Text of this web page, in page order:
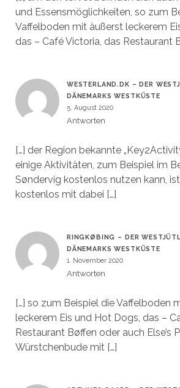
und Essensmöglichkeiten, so zum
Vaffelboden mit äußerst leckerem
das – Café Victoria, das Restaurant
WESTERLAND.DK – DER
DÄNEMARKS WESTKÜSTE
5. August 2020
Antworten
[…] der Region bekannte
einige Aktivitäten, zum Beispiel im
Søndervig kostenlos nutzen kann,
kostenlos mit dabei […]
RINGKØBING – DER
DÄNEMARKS WESTKÜSTE
1. November 2020
Antworten
[…] so zum Beispiel die Vaffelboden
leckerem Eis und Hot Dogs, das –
Restaurant Bøffen oder auch Else’s
Würstchenbude mit […]